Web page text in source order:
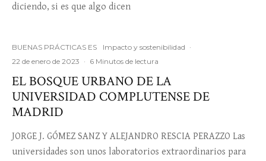
diciendo, si es que algo dicen
BUENAS PRÁCTICAS ES Impacto y sostenibilidad ·
22 de enero de 2023 · 6 Minutos de lectura
EL BOSQUE URBANO DE LA
UNIVERSIDAD COMPLUTENSE DE
MADRID
JORGE J. GÓMEZ SANZ Y ALEJANDRO RESCIA PERAZZO Las
universidades son unos laboratorios extraordinarios para